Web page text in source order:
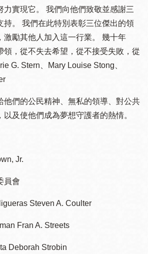
力實現它。 我們向他們致敬並感謝三
持。 我們在此特別表彰三位傑出的領
激勵其他人加入這一行業。 幾十年
領，從不失去希望，從不接受失敗，從
G. Stern、Mary Louise Stong、
他們的公民精神、無私的領導、對公共
以及使他們成為夢想守護者的熱情。
Jr.
員會
Steven A. Coulter
Fran A. Streets
Deborah Strobin